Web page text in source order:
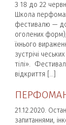
З 18 до 22
Школа
фестивалю —
оголених форм),
їхнього
зустрічі
тілі».
відкриття […]
21.12.2020.
запитаннями,